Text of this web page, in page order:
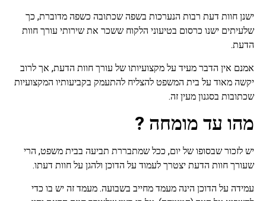
ישנן חוות דעת רבות הנערכות בשפה שכתובה כשפה מדוברת, כך
שלעיתים ישנו כרסום בטיעוני הלקוח ששכר את שירותי עורך חוות
הדעת.
אמנם אין הדבר מעיד על מקצועיותו של עורך חוות הדעת, אך לרוב
יקשה מאוד על בית המשפט להצליח להתעמק בקביעותיו המקצועיות
שכתובות בסגנון מעין זה.
מהו עד מומחה ?
יש לזכור שבסופו של יום, ככל שמתבררת תביעה בבית משפט, הרי
שעורך חוות הדעת יצטרך לעמוד על הדוכן ולהגן על חוות דעתו.
עמידה על הדוכן הינה מעמד מחייב בשבועה. מעמד זה יש בו כדי